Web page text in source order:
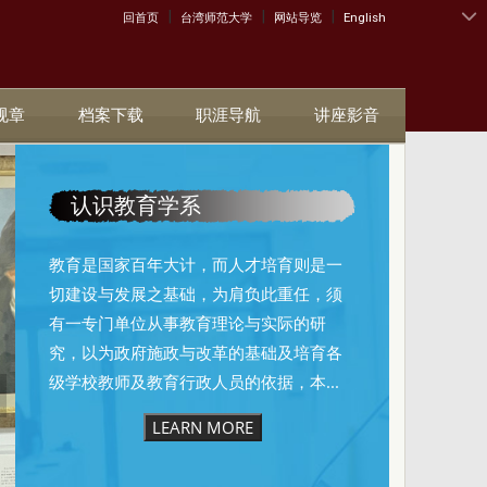
:::
回首页 | 台湾师范大学 | 网站导览 | English
章 档案下载 职涯导航 讲座影音
认识教育学系
教育是国家百年大计，而人才培育则是一
切建设与发展之基础，为肩负此重任，须
有一专门单位从事教育理论与实际的研
究，以为政府施政与改革的基础及培育各
级学校教师及教育行政人员的依据，本...
LEARN MORE